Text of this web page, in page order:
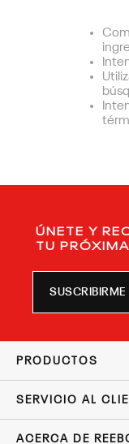
ÚNETE Y
TU
SUSCRIBIRME
PRODUCTOS
SERVICIO AL
ACERCA DE